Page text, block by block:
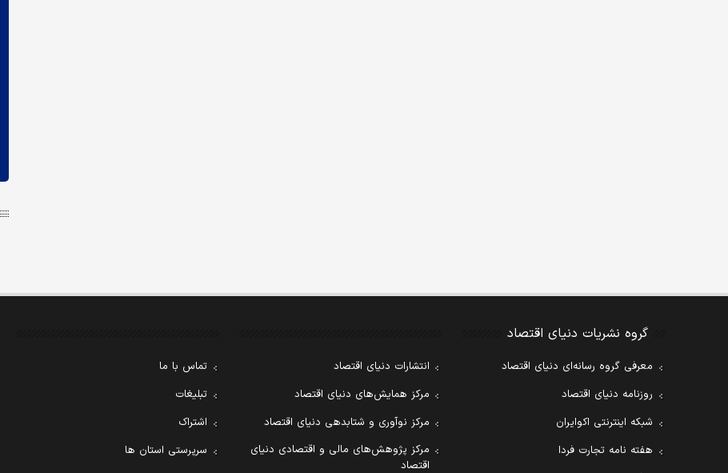
گروه نشریات دنیای اقتصاد
معرفی گروه رسانه‌ای دنیای اقتصاد
روزنامه دنیای اقتصاد
شبکه اینترنتی اکوایران
هفته نامه تجارت فردا
انتشارات دنیای اقتصاد
مرکز همایش‌های دنیای اقتصاد
مرکز نوآوری و شتابدهی دنیای اقتصاد
مرکز پژوهش‌های مالی و اقتصادی دنیای
اقتصاد
تماس با ما
تبلیغات
اشتراک
سرپرستی استان ها